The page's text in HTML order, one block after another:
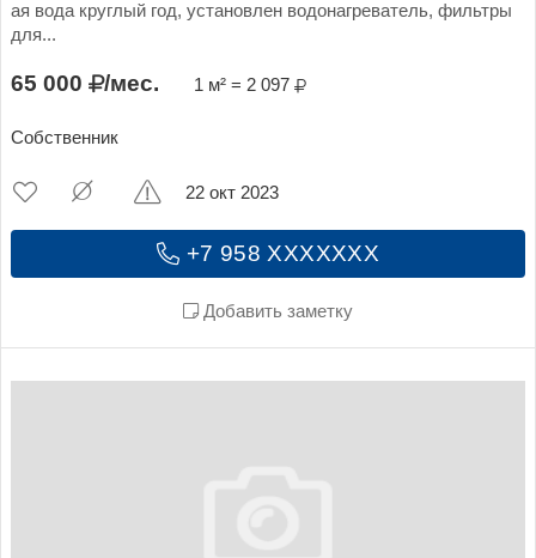
ая вода круглый год, установлен водонагреватель, фильтры
для...
65 000 /мес. 1 м² = 2 097
Собственник
+7 958 XXXXXXX
Добавить заметку
22 окт 2023